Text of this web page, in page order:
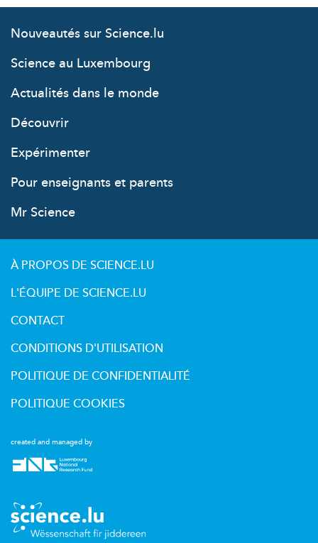
Nouveautés sur Science.lu
Science au Luxembourg
Actualités dans le monde
Découvrir
Expérimenter
Pour enseignants et parents
Mr Science
created and managed by
À PROPOS DE SCIENCE.LU
L'ÉQUIPE DE SCIENCE.LU
CONTACT
CONDITIONS D'UTILISATION
POLITIQUE DE CONFIDENTIALITÉ
POLITIQUE COOKIES